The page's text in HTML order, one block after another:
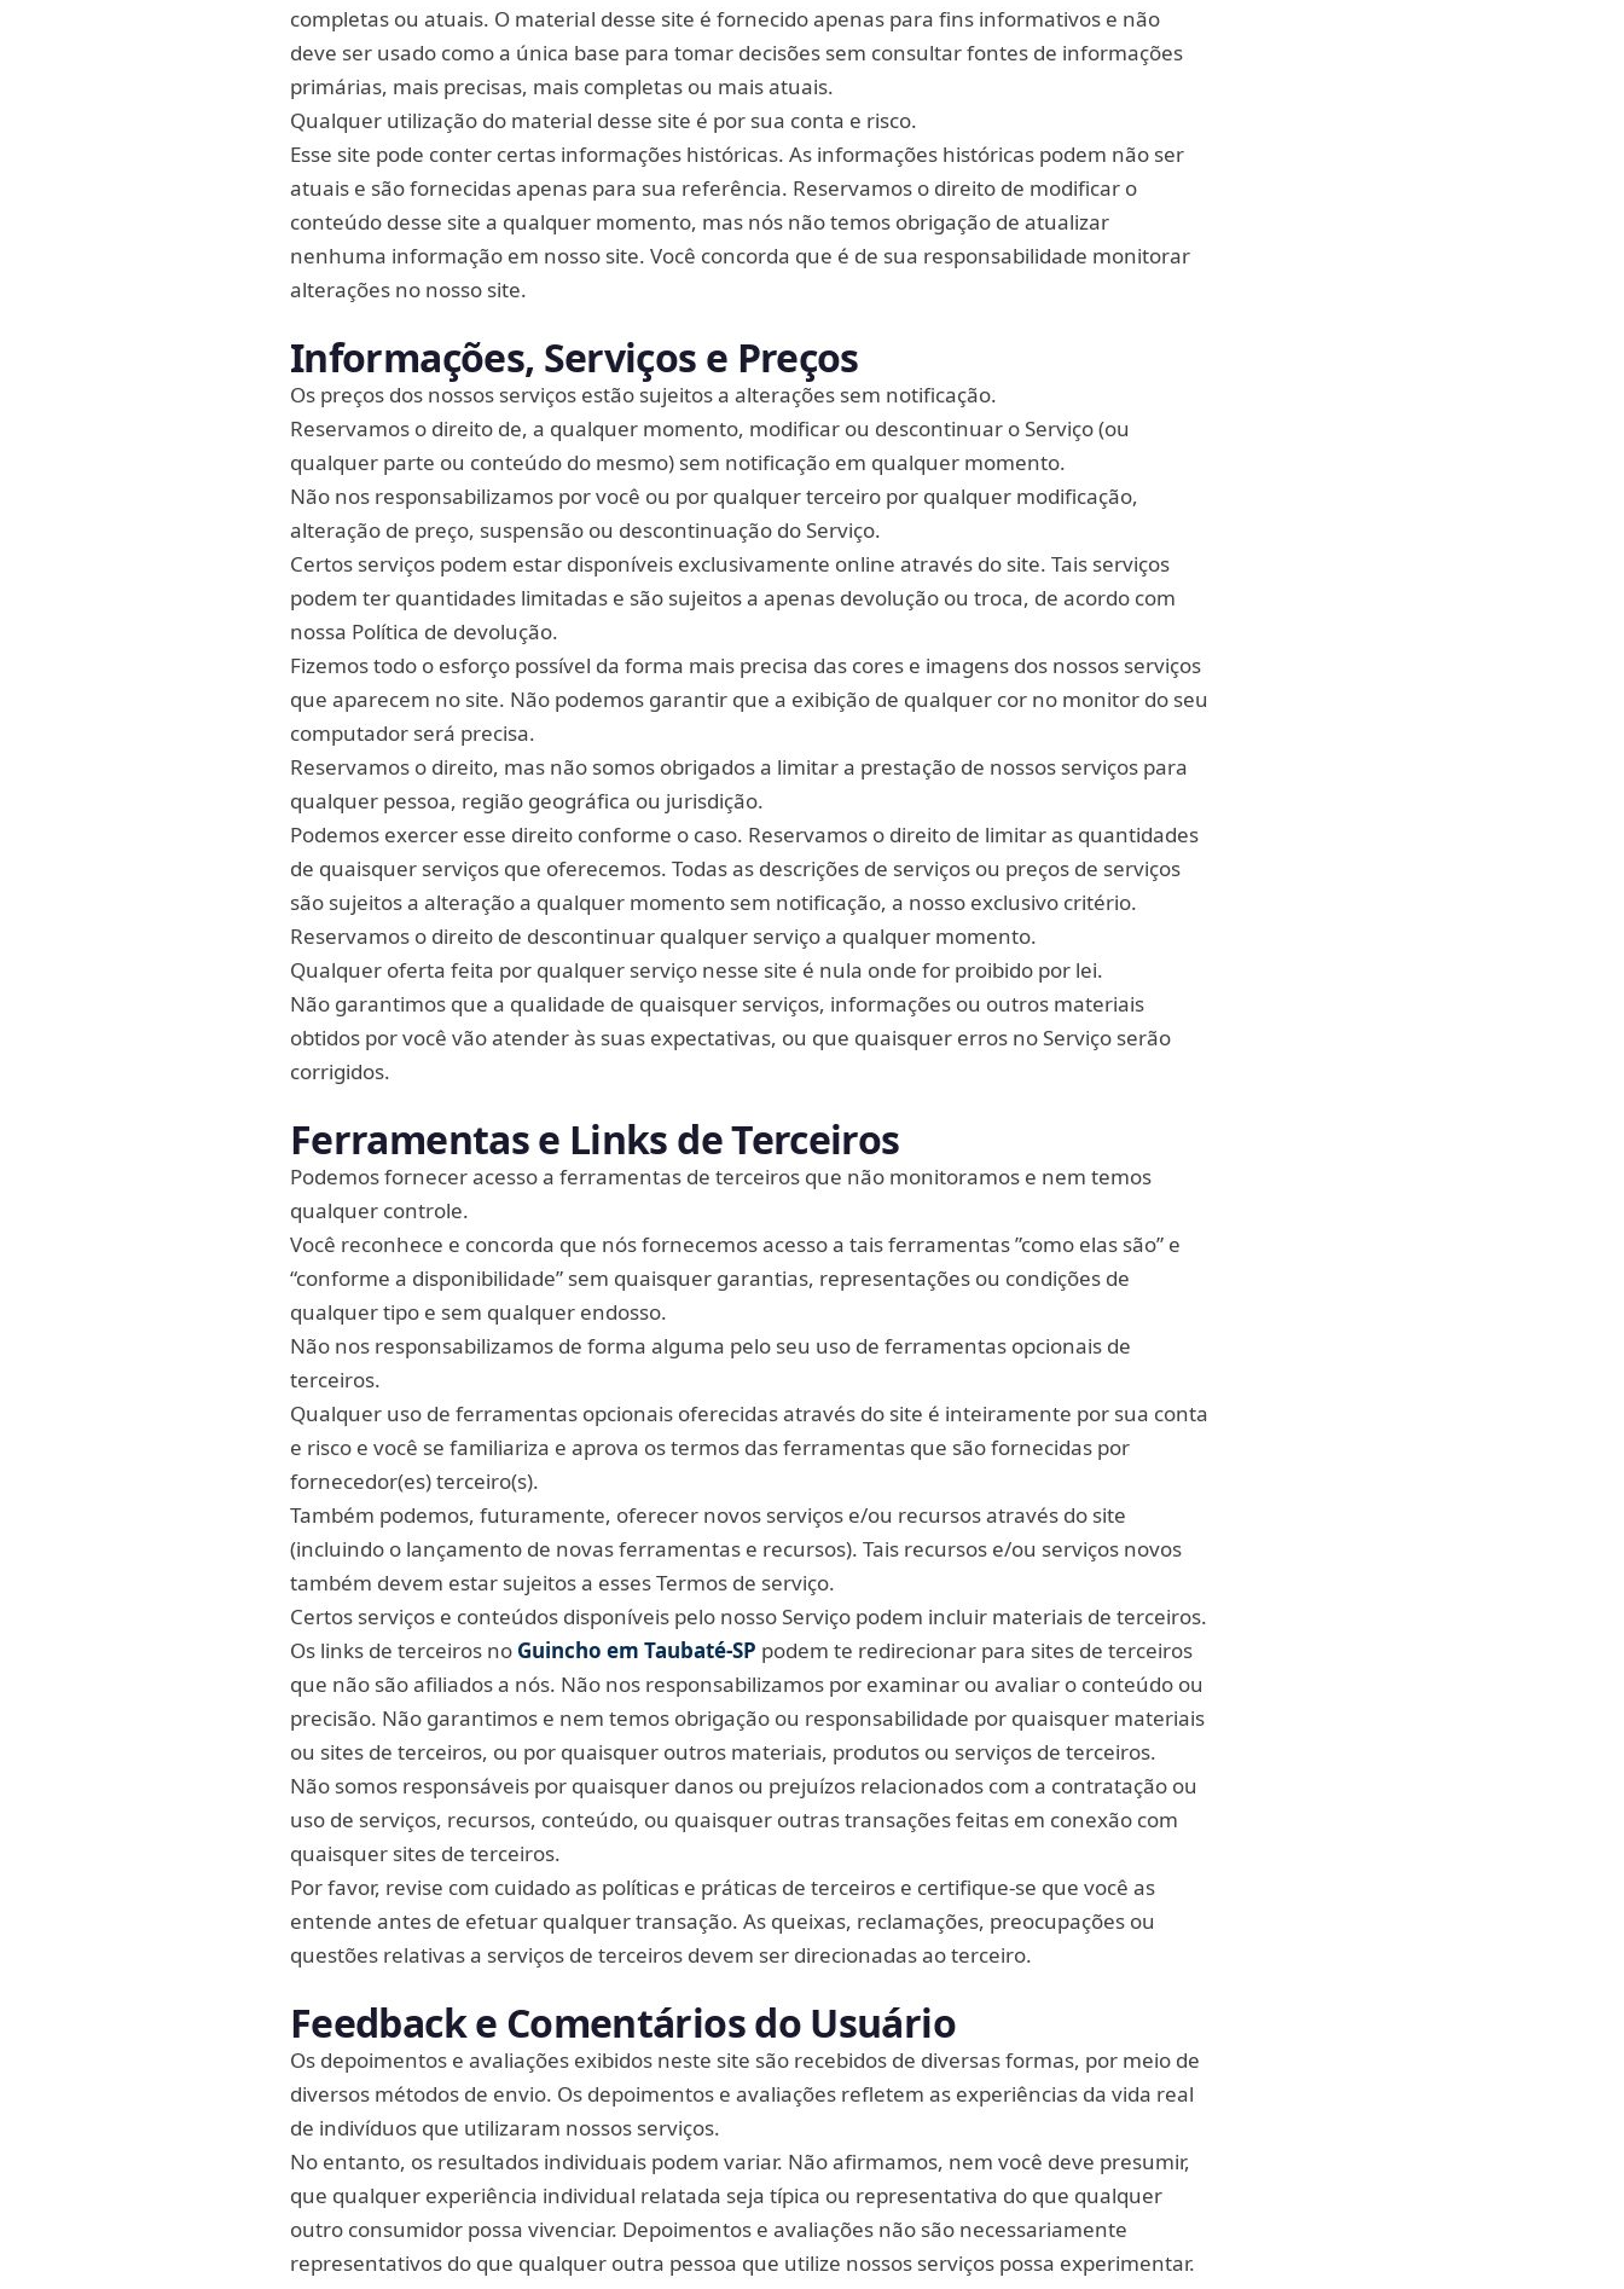
completas ou atuais. O material desse site é fornecido apenas para fins informativos e não
deve ser usado como a única base para tomar decisões sem consultar fontes de informações
primárias, mais precisas, mais completas ou mais atuais.
Qualquer utilização do material desse site é por sua conta e risco.
Esse site pode conter certas informações históricas. As informações históricas podem não ser
atuais e são fornecidas apenas para sua referência. Reservamos o direito de modificar o
conteúdo desse site a qualquer momento, mas nós não temos obrigação de atualizar
nenhuma informação em nosso site. Você concorda que é de sua responsabilidade monitorar
alterações no nosso site.
Informações, Serviços e Preços
Os preços dos nossos serviços estão sujeitos a alterações sem notificação.
Reservamos o direito de, a qualquer momento, modificar ou descontinuar o Serviço (ou
qualquer parte ou conteúdo do mesmo) sem notificação em qualquer momento.
Não nos responsabilizamos por você ou por qualquer terceiro por qualquer modificação,
alteração de preço, suspensão ou descontinuação do Serviço.
Certos serviços podem estar disponíveis exclusivamente online através do site. Tais serviços
podem ter quantidades limitadas e são sujeitos a apenas devolução ou troca, de acordo com
nossa Política de devolução.
Fizemos todo o esforço possível da forma mais precisa das cores e imagens dos nossos serviços
que aparecem no site. Não podemos garantir que a exibição de qualquer cor no monitor do seu
computador será precisa.
Reservamos o direito, mas não somos obrigados a limitar a prestação de nossos serviços para
qualquer pessoa, região geográfica ou jurisdição.
Podemos exercer esse direito conforme o caso. Reservamos o direito de limitar as quantidades
de quaisquer serviços que oferecemos. Todas as descrições de serviços ou preços de serviços
são sujeitos a alteração a qualquer momento sem notificação, a nosso exclusivo critério.
Reservamos o direito de descontinuar qualquer serviço a qualquer momento.
Qualquer oferta feita por qualquer serviço nesse site é nula onde for proibido por lei.
Não garantimos que a qualidade de quaisquer serviços, informações ou outros materiais
obtidos por você vão atender às suas expectativas, ou que quaisquer erros no Serviço serão
corrigidos.
Ferramentas e Links de Terceiros
Podemos fornecer acesso a ferramentas de terceiros que não monitoramos e nem temos
qualquer controle.
Você reconhece e concorda que nós fornecemos acesso a tais ferramentas ”como elas são” e
“conforme a disponibilidade” sem quaisquer garantias, representações ou condições de
qualquer tipo e sem qualquer endosso.
Não nos responsabilizamos de forma alguma pelo seu uso de ferramentas opcionais de
terceiros.
Qualquer uso de ferramentas opcionais oferecidas através do site é inteiramente por sua conta
e risco e você se familiariza e aprova os termos das ferramentas que são fornecidas por
fornecedor(es) terceiro(s).
Também podemos, futuramente, oferecer novos serviços e/ou recursos através do site
(incluindo o lançamento de novas ferramentas e recursos). Tais recursos e/ou serviços novos
também devem estar sujeitos a esses Termos de serviço.
Certos serviços e conteúdos disponíveis pelo nosso Serviço podem incluir materiais de terceiros.
Os links de terceiros no Guincho em Taubaté‑SP podem te redirecionar para sites de terceiros
que não são afiliados a nós. Não nos responsabilizamos por examinar ou avaliar o conteúdo ou
precisão. Não garantimos e nem temos obrigação ou responsabilidade por quaisquer materiais
ou sites de terceiros, ou por quaisquer outros materiais, produtos ou serviços de terceiros.
Não somos responsáveis por quaisquer danos ou prejuízos relacionados com a contratação ou
uso de serviços, recursos, conteúdo, ou quaisquer outras transações feitas em conexão com
quaisquer sites de terceiros.
Por favor, revise com cuidado as políticas e práticas de terceiros e certifique-se que você as
entende antes de efetuar qualquer transação. As queixas, reclamações, preocupações ou
questões relativas a serviços de terceiros devem ser direcionadas ao terceiro.
Feedback e Comentários do Usuário
Os depoimentos e avaliações exibidos neste site são recebidos de diversas formas, por meio de
diversos métodos de envio. Os depoimentos e avaliações refletem as experiências da vida real
de indivíduos que utilizaram nossos serviços.
No entanto, os resultados individuais podem variar. Não afirmamos, nem você deve presumir,
que qualquer experiência individual relatada seja típica ou representativa do que qualquer
outro consumidor possa vivenciar. Depoimentos e avaliações não são necessariamente
representativos do que qualquer outra pessoa que utilize nossos serviços possa experimentar.